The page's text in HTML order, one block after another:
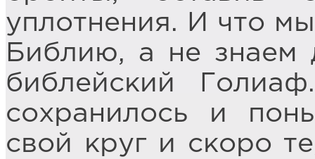
уплотнения. И что
Библию, а не знаем
библейский
сохранилось и
свой круг и скоро